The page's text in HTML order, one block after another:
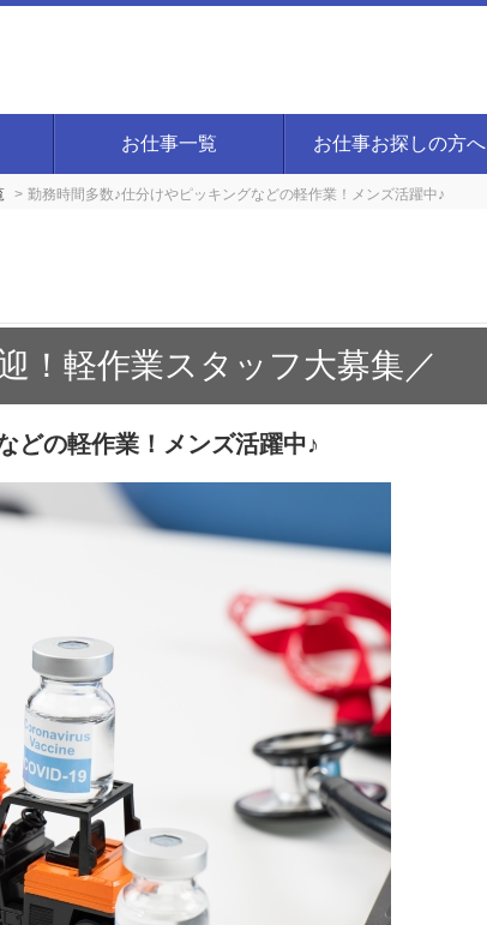
お仕事一覧 お仕事お探しの方へ
勤務時間多数♪仕分けやピッキングなどの軽作業！メンズ活躍中♪
！軽作業スタッフ大募集／
どの軽作業！メンズ活躍中♪